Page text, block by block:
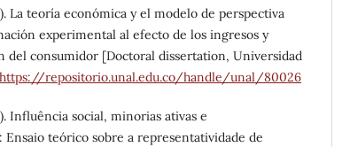
La teoría económica y el modelo de perspectiva
experimental al efecto de los ingresos y
del consumidor [Doctoral dissertation, Universidad
https://repositorio.unal.edu.co/handle/unal/80026
Influência social, minorias ativas e
teórico sobre a representatividade de